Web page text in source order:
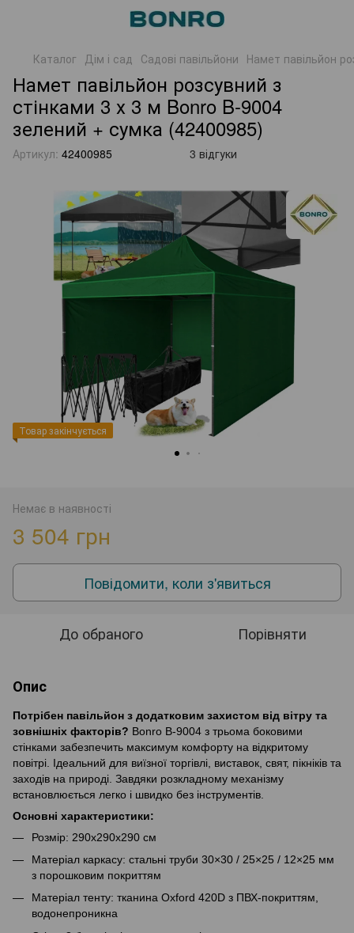
Каталог Дім і сад Садові павільйони Намет павільйон
Намет павільйон розсувний з
стінками 3 х 3 м Bonro B-9004
зелений + сумка (42400985)
Артикул: 42400985 3 відгуки
Товар закінчується
Немає в наявності
3 504 грн
Повідомити, коли з'явиться
До обраного Порівняти
Опис
Потрібен павільйон з додатковим захистом від вітру та
зовнішніх факторів? Bonro B-9004 з трьома боковими
стінками забезпечить максимум комфорту на відкритому
повітрі. Ідеальний для виїзної торгівлі, виставок, свят, пікніків та
заходів на природі. Завдяки розкладному механізму
встановлюється легко і швидко без інструментів.
Основні характеристики:
Розмір: 290x290x290 см
Матеріал каркасу: стальні труби 30×30 / 25×25 / 12×25 мм
з порошковим покриттям
Матеріал тенту: тканина Oxford 420D з ПВХ-покриттям,
водонепроникна